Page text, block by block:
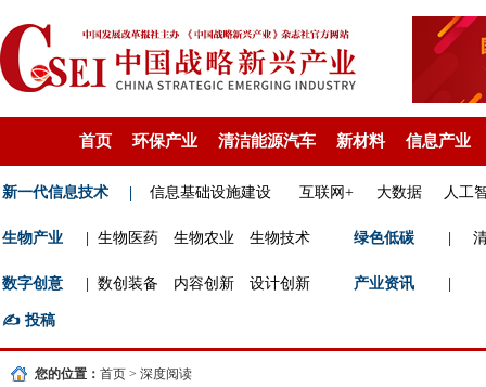
首页 环保产业 清洁能源汽车 新材料 信息产业
新一代信息技术 信息基础设施建设 互联网+ 大数据 人工
生物产业 生物医药 生物农业 生物技术 绿色低碳
数字创意 数创装备 内容创新 设计创新 产业资讯
✍️ 投稿
您的位置： 首页 > 深度阅读